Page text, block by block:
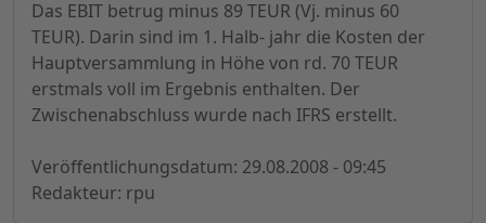
Das EBIT betrug minus 89 TEUR (Vj. minus 60
TEUR). Darin sind im 1. Halb- jahr die Kosten der
Hauptversammlung in Höhe von rd. 70 TEUR
erstmals voll im Ergebnis enthalten. Der
Zwischenabschluss wurde nach IFRS erstellt.
Veröffentlichungsdatum: 29.08.2008 - 09:45
Redakteur: rpu